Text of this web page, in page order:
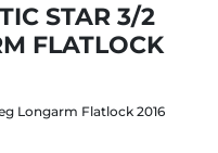
STAR 3/2
FLATLOCK
Longarm Flatlock 2016